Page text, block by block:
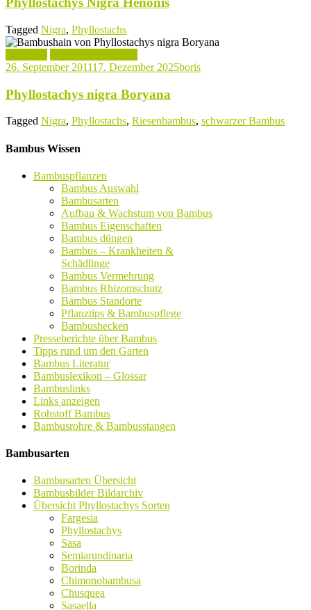
Tagged Nigra, Phyllostachs
26. September 201117. Dezember 2025boris
Phyllostachys nigra Boryana
Tagged Nigra, Phyllostachs, Riesenbambus, schwarzer Bambus
Bambus Wissen
Bambuspflanzen
Bambus Auswahl
Bambusarten
Aufbau & Wachstum von Bambus
Bambus Eigenschaften
Bambus düngen
Bambus – Krankheiten &
Schädlinge
Bambus Vermehrung
Bambus Rhizomschutz
Bambus Standorte
Pflanztips & Bambuspflege
Bambushecken
Presseberichte über Bambus
Tipps rund um den Garten
Bambus Literatur
Bambuslexikon – Glossar
Bambuslinks
Links anzeigen
Rohstoff Bambus
Bambusrohre & Bambusstangen
Bambusarten
Bambusarten Übersicht
Bambusbilder Bildarchiv
Übersicht Phyllostachys Sorten
Fargesia
Phyllostachys
Sasa
Semiarundinaria
Borinda
Chimonobambusa
Chusquea
Sasaella